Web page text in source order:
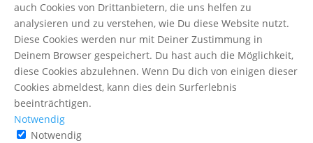
auch Cookies von Drittanbietern, die uns helfen zu
analysieren und zu verstehen, wie Du diese Website nutzt.
Diese Cookies werden nur mit Deiner Zustimmung in
Deinem Browser gespeichert. Du hast auch die Möglichkeit,
diese Cookies abzulehnen. Wenn Du dich von einigen dieser
Cookies abmeldest, kann dies dein Surferlebnis
beeinträchtigen.
Notwendig
Notwendig